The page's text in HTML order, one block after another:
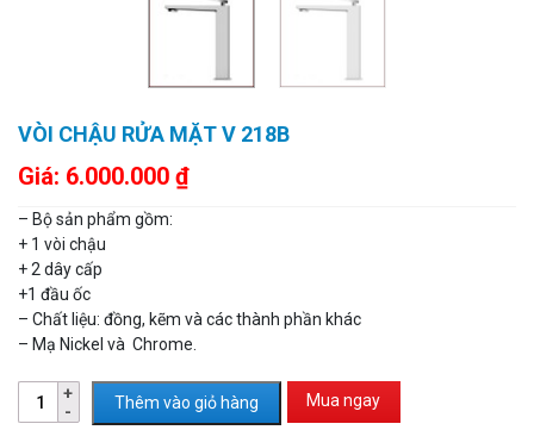
VÒI CHẬU RỬA MẶT V 218B
Giá: 6.000.000 ₫
– Bộ sản phẩm gồm:
+ 1 vòi chậu
+ 2 dây cấp
+1 đầu ốc
– Chất liệu: đồng, kẽm và các thành phần khác
– Mạ Nickel và Chrome.
Thêm vào giỏ hàng Mua ngay